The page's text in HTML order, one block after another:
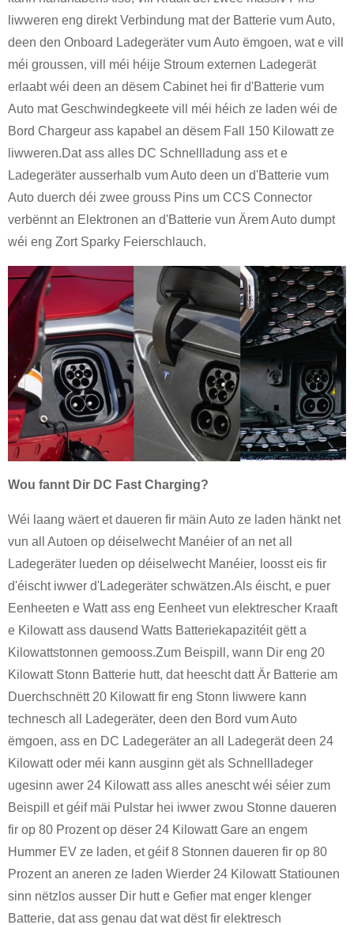
liwweren eng direkt Verbindung mat der Batterie vum Auto,
deen den Onboard Ladegeräter vum Auto ëmgoen, wat e vill
méi groussen, vill méi héije Stroum externen Ladegerät
erlaabt wéi deen an dësem Cabinet hei fir d'Batterie vum
Auto mat Geschwindegkeete vill méi héich ze laden wéi de
Bord Chargeur ass kapabel an dësem Fall 150 Kilowatt ze
liwweren.Dat ass alles DC Schnellladung ass et e
Ladegeräter ausserhalb vum Auto deen un d'Batterie vum
Auto duerch déi zwee grouss Pins um CCS Connector
verbënnt an Elektronen an d'Batterie vun Ärem Auto dumpt
wéi eng Zort Sparky Feierschlauch.
Wou fannt Dir DC Fast Charging?
Wéi laang wäert et daueren fir mäin Auto ze laden hänkt net
vun all Autoen op déiselwecht Manéier of an net all
Ladegeräter lueden op déiselwecht Manéier, loosst eis fir
d'éischt iwwer d'Ladegeräter schwätzen.Als éischt, e puer
Eenheeten e Watt ass eng Eenheet vun elektrescher Kraaft
e Kilowatt ass dausend Watts Batteriekapazitéit gëtt a
Kilowattstonnen gemooss.Zum Beispill, wann Dir eng 20
Kilowatt Stonn Batterie hutt, dat heescht datt Är Batterie am
Duerchschnëtt 20 Kilowatt fir eng Stonn liwwere kann
technesch all Ladegeräter, deen den Bord vum Auto
ëmgoen, ass en DC Ladegeräter an all Ladegerät deen 24
Kilowatt oder méi kann ausginn gët als Schnellladeger
ugesinn awer 24 Kilowatt ass alles anescht wéi séier zum
Beispill et géif mäi Pulstar hei iwwer zwou Stonne daueren
fir op 80 Prozent op dëser 24 Kilowatt Gare an engem
Hummer EV ze laden, et géif 8 Stonnen daueren fir op 80
Prozent an aneren ze laden Wierder 24 Kilowatt Statiounen
sinn nëtzlos ausser Dir hutt e Gefier mat enger klenger
Batterie, dat ass genau dat wat dëst fir elektresch